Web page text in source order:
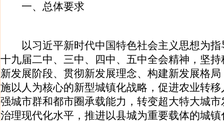
一、总体要求
以习近平新时代中国特色社会主义思想为指
十九届二中、三中、四中、五中全会精神，坚
新发展阶段、贯彻新发展理念、构建新发展格
施以人为核心的新型城镇化战略，促进农业转
强城市群和都市圈承载能力，转变超大特大城
治理现代化水平，推进以县城为重要载体的城